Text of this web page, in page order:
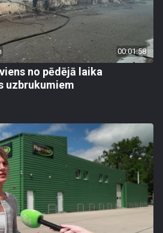
00:01:58
no pēdējā laika
uzbrukumiem